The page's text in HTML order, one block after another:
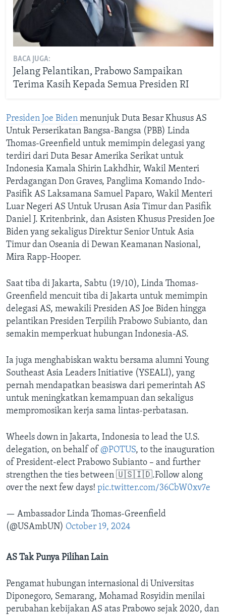
BACA JUGA:
Jelang Pelantikan, Prabowo Sampaikan
Terima Kasih Kepada Semua Presiden RI
Presiden Joe Biden menunjuk Duta Besar Khusus AS
Untuk Perserikatan Bangsa-Bangsa (PBB) Linda
Thomas-Greenfield untuk memimpin delegasi yang
terdiri dari Duta Besar Amerika Serikat untuk
Indonesia Kamala Shirin Lakhdhir, Wakil Menteri
Perdagangan Don Graves, Panglima Komando Indo-
Pasifik AS Laksamana Samuel Paparo, Wakil Menteri
Luar Negeri AS Untuk Urusan Asia Timur dan Pasifik
Daniel J. Kritenbrink, dan Asisten Khusus Presiden Joe
Biden yang sekaligus Direktur Senior Untuk Asia
Timur dan Oseania di Dewan Keamanan Nasional,
Mira Rapp-Hooper.
Saat tiba di Jakarta, Sabtu (19/10), Linda Thomas-
Greenfield mencuit tiba di Jakarta untuk memimpin
delegasi AS, mewakili Presiden AS Joe Biden hingga
pelantikan Presiden Terpilih Prabowo Subianto, dan
semakin memperkuat hubungan Indonesia-AS.
Ia juga menghabiskan waktu bersama alumni Young
Southeast Asia Leaders Initiative (YSEALI), yang
pernah mendapatkan beasiswa dari pemerintah AS
untuk meningkatkan kemampuan dan sekaligus
mempromosikan kerja sama lintas-perbatasan.
Wheels down in Jakarta, Indonesia to lead the U.S.
delegation, on behalf of @POTUS, to the inauguration
of President-elect Prabowo Subianto – and further
strengthen the ties between 🇺🇸🇮🇩.Follow along
over the next few days! pic.twitter.com/36CbW0xv7e
— Ambassador Linda Thomas-Greenfield
(@USAmbUN) October 19, 2024
AS Tak Punya Pilihan Lain
Pengamat hubungan internasional di Universitas
Diponegoro, Semarang, Mohamad Rosyidin menilai
perubahan kebijakan AS atas Prabowo sejak 2020, dan